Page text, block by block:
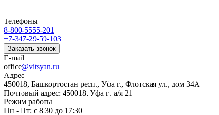
Телефоны
8-800-5555-201
+7-347-29-59-103
Заказать звонок
E-mail
office@vitsyan.ru
Адрес
450018, Башкортостан респ., Уфа г., Флотская ул., дом 34А
Почтовый адрес: 450018, Уфа г., а/я 21
Режим работы
Пн - Пт: с 8:30 до 17:30